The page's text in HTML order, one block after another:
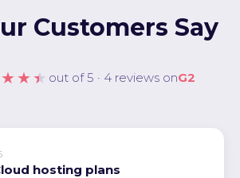
Customers Say
out of 5 · 4 reviews onG2
hosting plans